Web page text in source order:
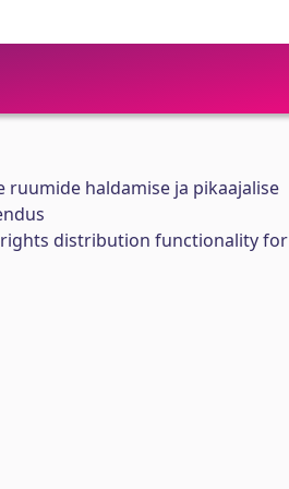
ruumide haldamise ja pikaajalise
distribution functionality for